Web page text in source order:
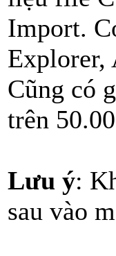
Import.
Explorer,
Cũng có
trên
Lưu ý:
sau vào